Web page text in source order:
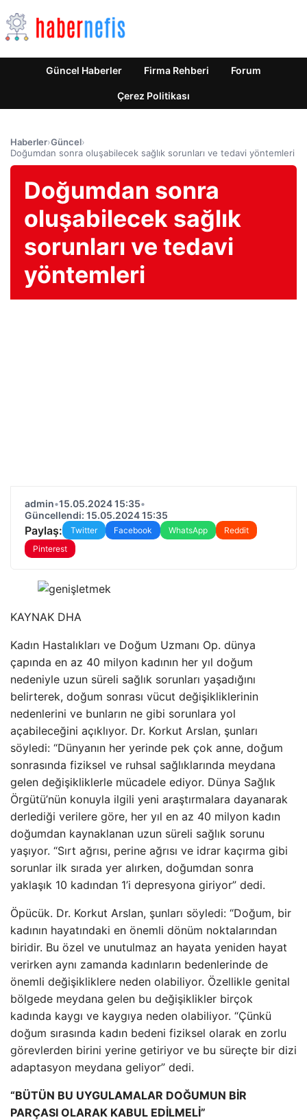
Güncel Haberler Firma Rehberi Forum
Çerez Politikası
Haberler›Güncel›
Doğumdan sonra oluşabilecek sağlık sorunları ve tedavi yöntemleri
Doğumdan sonra
oluşabilecek sağlık
sorunları ve tedavi
yöntemleri
admin•15.05.2024 15:35•
Güncellendi: 15.05.2024 15:35
Paylaş: Twitter Facebook WhatsApp
Reddit
Pinterest
KAYNAK DHA
Kadın Hastalıkları ve Doğum Uzmanı Op. dünya
çapında en az 40 milyon kadının her yıl doğum
nedeniyle uzun süreli sağlık sorunları yaşadığını
belirterek, doğum sonrası vücut değişikliklerinin
nedenlerini ve bunların ne gibi sorunlara yol
açabileceğini açıklıyor. Dr. Korkut Arslan, şunları
söyledi: “Dünyanın her yerinde pek çok anne, doğum
sonrasında fiziksel ve ruhsal sağlıklarında meydana
gelen değişikliklerle mücadele ediyor. Dünya Sağlık
Örgütü’nün konuyla ilgili yeni araştırmalara dayanarak
derlediği verilere göre, her yıl en az 40 milyon kadın
doğumdan kaynaklanan uzun süreli sağlık sorunu
yaşıyor. “Sırt ağrısı, perine ağrısı ve idrar kaçırma gibi
sorunlar ilk sırada yer alırken, doğumdan sonra
yaklaşık 10 kadından 1’i depresyona giriyor” dedi.
Öpücük. Dr. Korkut Arslan, şunları söyledi: “Doğum, bir
kadının hayatındaki en önemli dönüm noktalarından
biridir. Bu özel ve unutulmaz an hayata yeniden hayat
verirken aynı zamanda kadınların bedenlerinde de
önemli değişikliklere neden olabiliyor. Özellikle genital
bölgede meydana gelen bu değişiklikler birçok
kadında kaygı ve kaygıya neden olabiliyor. “Çünkü
doğum sırasında kadın bedeni fiziksel olarak en zorlu
görevlerden birini yerine getiriyor ve bu süreçte bir dizi
adaptasyon meydana geliyor” dedi.
“BÜTÜN BU UYGULAMALAR DOĞUMUN BİR
PARÇASI OLARAK KABUL EDİLMELİ”